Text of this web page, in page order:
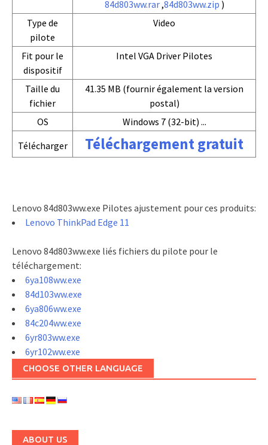
84d803ww.rar,84d803ww.zip )
Type de
pilote
Video
Fit pour le
dispositif
Intel VGA Driver Pilotes
Taille du
fichier
41.35 MB (fournir également la version
postal)
OS
Windows 7 (32-bit) ...
Télécharger
Téléchargement gratuit
Lenovo 84d803ww.exe Pilotes ajustement pour ces produits:
Lenovo ThinkPad Edge 11
Lenovo 84d803ww.exe liés fichiers du pilote pour le
téléchargement:
6ya108ww.exe
84d103ww.exe
6ya806ww.exe
84c204ww.exe
6yr803ww.exe
6yr102ww.exe
CHOOSE OTHER LANGUAGE
ABOUT US